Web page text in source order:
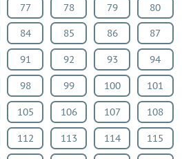
77 78 79 80
84 85 86 87
91 92 93 94
98 99 100 101
105 106 107 108
112 113 114 115